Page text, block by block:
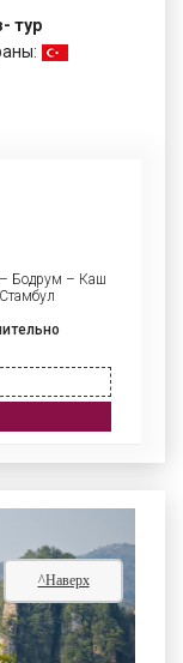
тур
Бодрум – Каш
^Наверх